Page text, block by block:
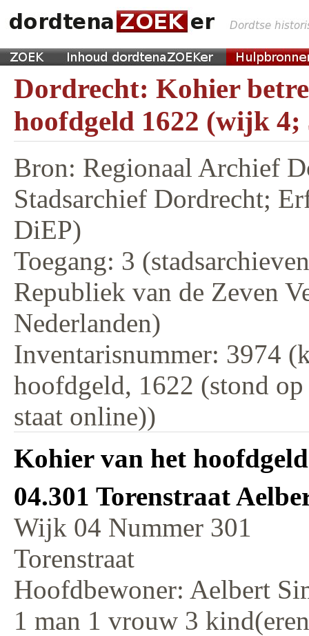
Dordrecht: Kohier
hoofdgeld 1622 (wijk 4;
Bron: Regionaal Archief
Stadsarchief Dordrecht;
DiEP)
Toegang: 3
Republiek van de Zeven
Nederlanden)
Inventarisnummer: 3974
hoofdgeld, 1622 (stond
staat online))
Kohier van het
04.301 Torenstraat
Wijk 04 Nummer 301
Torenstraat
Hoofdbewoner: Aelbert
1 man 1 vrouw 3